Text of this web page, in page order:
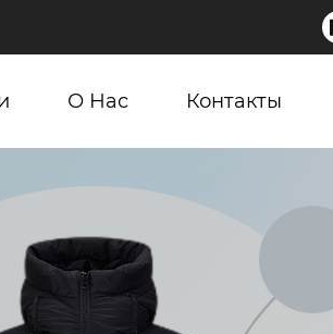
О Нас Контакты